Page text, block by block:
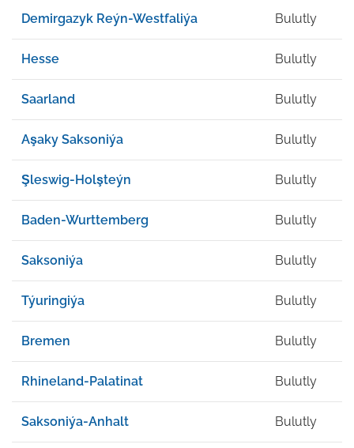
Demirgazyk Reýn-Westfaliýa Bulutly
Hesse Bulutly
Saarland Bulutly
Aşaky Saksoniýa Bulutly
Şleswig-Holşteýn Bulutly
Baden-Wurttemberg Bulutly
Saksoniýa Bulutly
Týuringiýa Bulutly
Bremen Bulutly
Rhineland-Palatinat Bulutly
Saksoniýa-Anhalt Bulutly